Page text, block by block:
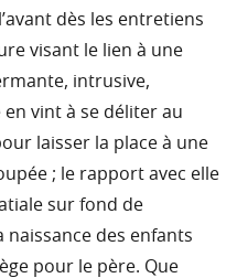
dès les entretiens
visant le lien à une
intrusive,
vint à se déliter au
laisser la place à une
; le rapport avec elle
sur fond de
des enfants
pour le père. Que